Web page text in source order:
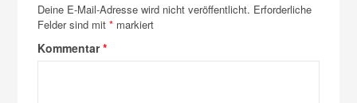
Deine E-Mail-Adresse wird nicht veröffentlicht. Erforderliche
Felder sind mit* markiert
Kommentar*